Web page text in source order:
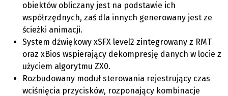
obiektów obliczany jest na podstawie ich
współrzędnych, zaś dla innych generowany jest ze
ścieżki animacji.
System dźwiękowy xSFX level2 zintegrowany z RMT
oraz xBios wspierający dekompresję danych w locie z
użyciem algorytmu ZX0.
Rozbudowany moduł sterowania rejestrujący czas
wciśnięcia przycisków, rozponający kombinacje